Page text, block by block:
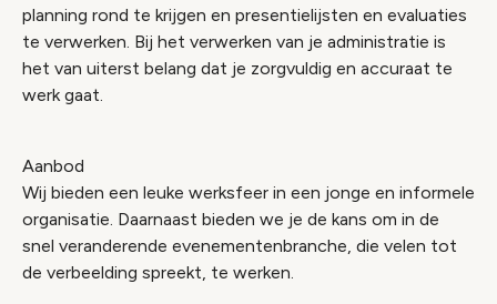
planning rond te krijgen en presentielijsten en evaluaties
te verwerken. Bij het verwerken van je administratie is
het van uiterst belang dat je zorgvuldig en accuraat te
werk gaat.
Aanbod
Wij bieden een leuke werksfeer in een jonge en informele
organisatie. Daarnaast bieden we je de kans om in de
snel veranderende evenementenbranche, die velen tot
de verbeelding spreekt, te werken.